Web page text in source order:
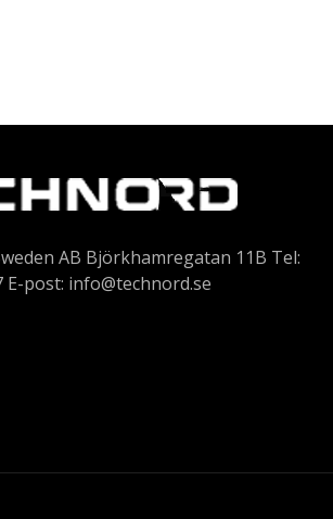
AB Björkhamregatan 11B Tel:
E-post: info@technord.se